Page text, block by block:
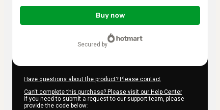
Total
$27.00
Buy now
secured by
Have questions about the product? Please contact
Can't complete this purchase? Please visit our Help Center
If you need to submit a request to our support team, please
provide the code below: